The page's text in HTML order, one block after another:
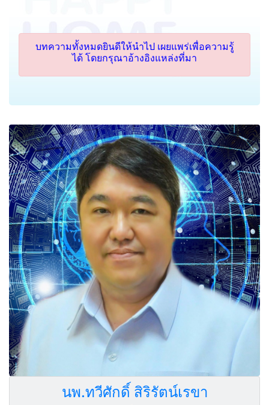
บทความทั้งหมดยินดีให้นำไป เผยแพร่เพื่อความรู้
ได้ โดยกรุณาอ้างอิงแหล่งที่มา
นพ.ทวีศักดิ์ สิริรัตน์เรขา